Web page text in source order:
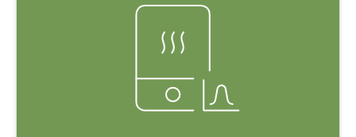
von der DIN 184599 „Energetische Bewertung von
Gebäuden“ abgelöst. Da sich der
Heizwärmebedarf jedoch immer noch in vielen
Energieausweisen findet, erläutern wir Ihnen in
diesem Artikel die Kennzahl einmal genauer und
zeigen Ihnen, wie sie sich berechnen lässt.